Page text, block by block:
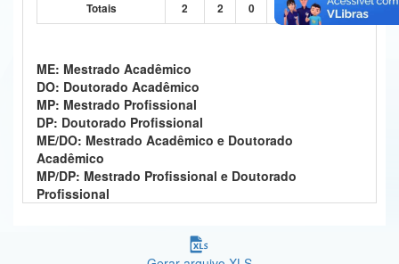
Ministério da Mulher, da Família e dos Direitos Humanos
Secretaria-Geral
Secretaria de Governo
Gabinete de Segurança Institucional
Advocacia-Geral da União
Totais 2 2 0 0 0 0
ME: Mestrado Acadêmico
DO: Doutorado Acadêmico
MP: Mestrado Profissional
DP: Doutorado Profissional
ME/DO: Mestrado Acadêmico e Doutorado
Acadêmico
MP/DP: Mestrado Profissional e Doutorado
Profissional